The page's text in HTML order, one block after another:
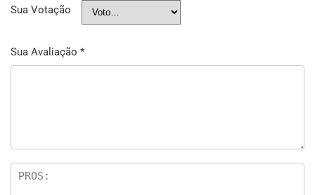
Sua Votação
Sua Avaliação *